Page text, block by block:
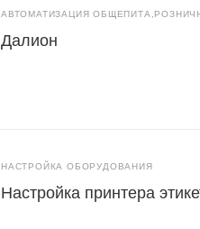
АВТОМАТИЗАЦИЯ
Далион
НАСТРОЙКА ОБОРУДОВАНИЯ
Настройка принтера